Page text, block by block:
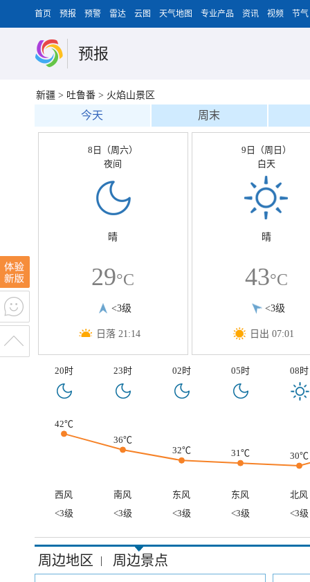
首页 预报 预警 雷达 云图 天气地图 专业产品 资讯 视频 节气
预报
新疆 > 吐鲁番 > 火焰山景区
今天 周末
8日（周六）
夜间
晴
29°C
<3级
日落 21:14
9日（周日）
白天
晴
43°C
<3级
日出 07:01
20时 23时 02时 05时 08时
42℃
36℃
32℃
31℃ 30℃
西风 南风 东风 东风
北风
<3级
<3级 <3级 <3级 <3级
周边地区 | 周边景点